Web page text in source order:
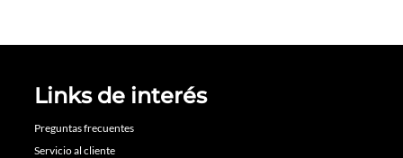
Links de interés
Preguntas frecuentes
Servicio al cliente